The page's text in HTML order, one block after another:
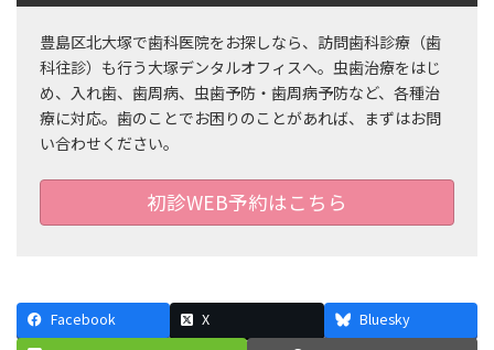
豊島区北大塚で歯科医院をお探しなら、訪問歯科診療（歯
科往診）も行う大塚デンタルオフィスへ。虫歯治療をはじ
め、入れ歯、歯周病、虫歯予防・歯周病予防など、各種治
療に対応。歯のことでお困りのことがあれば、まずはお問
い合わせください。
初診WEB予約はこちら
Facebook X
Bluesky